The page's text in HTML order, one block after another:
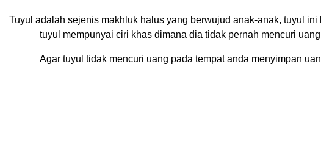
Tuyul adalah sejenis makhluk halus yang berwujud anak-anak, tuyul
tuyul mempunyai ciri khas dimana dia tidak pernah mencuri
Agar tuyul tidak mencuri uang pada tempat anda menyimpan